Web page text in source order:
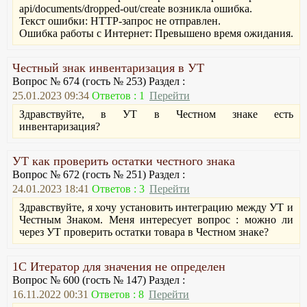
api/documents/dropped-out/create возникла ошибка.
Текст ошибки: HTTP-запрос не отправлен.
Ошибка работы с Интернет: Превышено время ожидания.
Честный знак инвентаризация в УТ
Вопрос № 674 (гость № 253) Раздел :
25.01.2023 09:34 Ответов : 1 Перейти
Здравствуйте, в УТ в Честном знаке есть
инвентаризация?
УТ как проверить остатки честного знака
Вопрос № 672 (гость № 251) Раздел :
24.01.2023 18:41 Ответов : 3 Перейти
Здравствуйте, я хочу установить интеграцию между УТ и
Честным Знаком. Меня интересует вопрос : можно ли
через УТ проверить остатки товара в Честном знаке?
1С Итератор для значения не определен
Вопрос № 600 (гость № 147) Раздел :
16.11.2022 00:31 Ответов : 8 Перейти